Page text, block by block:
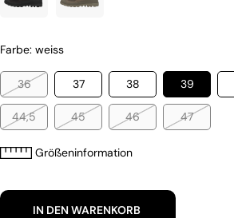
Farbe: weiss
36 37 38 39
44,5 45 46 47
Größeninformation
IN DEN WARENKORB